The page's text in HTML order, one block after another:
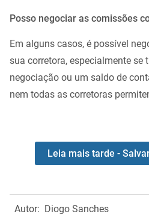
Posso negociar as comissões
Em alguns casos, é possível
sua corretora, especialmente se
negociação ou um saldo de
nem todas as corretoras
Leia mais tarde -
Autor: Diogo Sanches